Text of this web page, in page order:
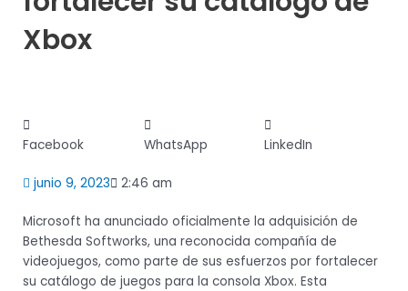
Xbox
on
Facebook
Share
on
WhatsApp
on
LinkedIn
junio 9, 2023 2:46 am
Microsoft ha anunciado oficialmente la adquisición de
Bethesda Softworks, una reconocida compañía de
videojuegos, como parte de sus esfuerzos por fortalecer
su catálogo de juegos para la consola Xbox. Esta